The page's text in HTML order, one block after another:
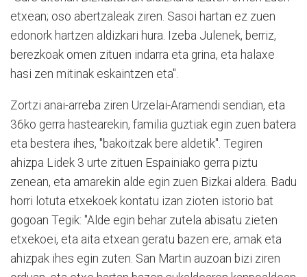
etxean; oso abertzaleak ziren. Sasoi hartan ez zuen
edonork hartzen aldizkari hura. Izeba Julenek, berriz,
berezkoak omen zituen indarra eta grina, eta halaxe
hasi zen mitinak eskaintzen eta".
Zortzi anai-arreba ziren Urzelai-Aramendi sendian, eta
36ko gerra hastearekin, familia guztiak egin zuen batera
eta bestera ihes, "bakoitzak bere aldetik". Tegiren
ahizpa Lidek 3 urte zituen Espainiako gerra piztu
zenean, eta amarekin alde egin zuen Bizkai aldera. Badu
horri lotuta etxekoek kontatu izan zioten istorio bat
gogoan Tegik: "Alde egin behar zutela abisatu zieten
etxekoei, eta aita etxean geratu bazen ere, amak eta
ahizpak ihes egin zuten. San Martin auzoan bizi ziren